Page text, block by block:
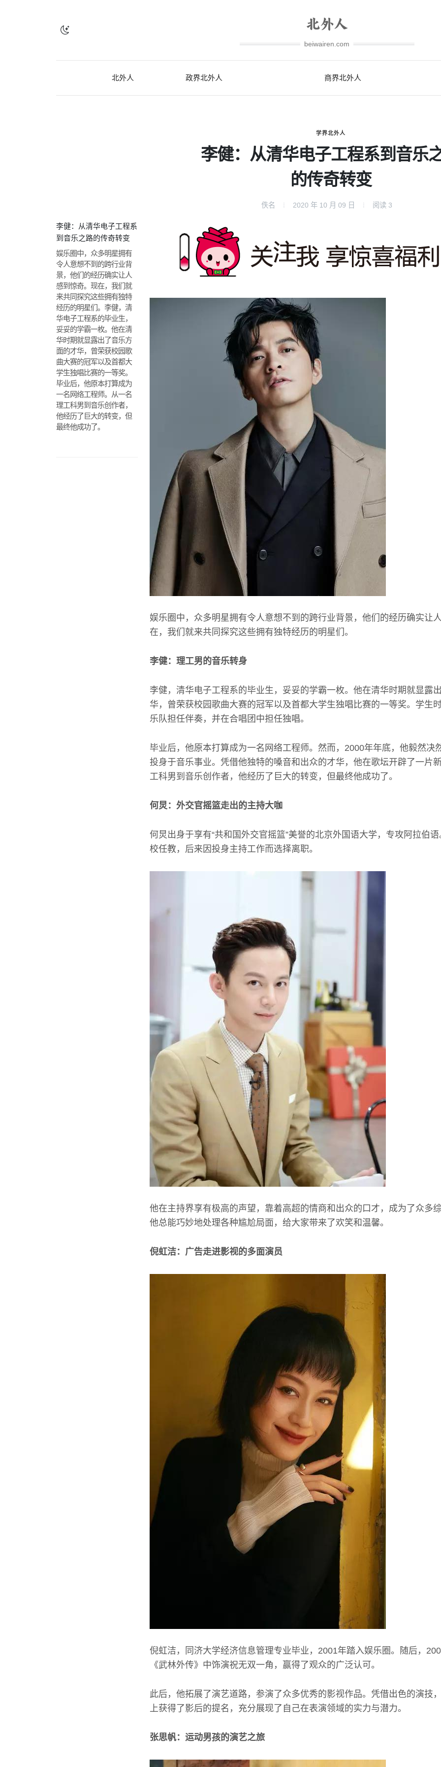
beiwairen.com
北外人 政界北外人 商界北外人
学界北外人
李健：从清华电子工程系到音乐
的传奇转变
佚名 2020 年 10 月 09 日 阅读 3
李健：从清华电子工程系
到音乐之路的传奇转变
娱乐圈中，众多明星拥有
令人意想不到的跨行业背
景，他们的经历确实让人
感到惊奇。现在，我们就
来共同探究这些拥有独特
经历的明星们。李健，清
华电子工程系的毕业生，
妥妥的学霸一枚。他在清
华时期就显露出了音乐方
面的才华，曾荣获校园歌
曲大赛的冠军以及首都大
学生独唱比赛的一等奖。
毕业后，他原本打算成为
一名网络工程师。从一名
理工科男到音乐创作者，
他经历了巨大的转变，但
最终他成功了。
娱乐圈中，众多明星拥有令人意想不到的跨行业背景，他们的经历确实让
在，我们就来共同探究这些拥有独特经历的明星们。
李健：理工男的音乐转身
李健，清华电子工程系的毕业生，妥妥的学霸一枚。他在清华时期就显露
华，曾荣获校园歌曲大赛的冠军以及首都大学生独唱比赛的一等奖。学生
乐队担任伴奏，并在合唱团中担任独唱。
毕业后，他原本打算成为一名网络工程师。然而，2000年年底，他毅然决
投身于音乐事业。凭借他独特的嗓音和出众的才华，他在歌坛开辟了一片
工科男到音乐创作者，他经历了巨大的转变，但最终他成功了。
何炅：外交官摇篮走出的主持大咖
何炅出身于享有“共和国外交官摇篮”美誉的北京外国语大学，专攻阿拉伯
校任教，后来因投身主持工作而选择离职。
他在主持界享有极高的声望，靠着高超的情商和出众的口才，成为了众多综
他总能巧妙地处理各种尴尬局面，给大家带来了欢笑和温馨。
倪虹洁：广告走进影视的多面演员
倪虹洁，同济大学经济信息管理专业毕业，2001年踏入娱乐圈。随后，
《武林外传》中饰演祝无双一角，赢得了观众的广泛认可。
此后，他拓展了演艺道路，参演了众多优秀的影视作品。凭借出色的演技
上获得了影后的提名，充分展现了自己在表演领域的实力与潜力。
张思帆：运动男孩的演艺之旅